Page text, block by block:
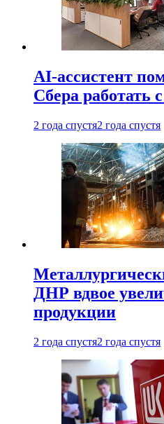
AI-ассистент
Сбера работать
2 года спустя2 года спустя
ДНР вдвое
продукции
2 года спустя2 года спустя